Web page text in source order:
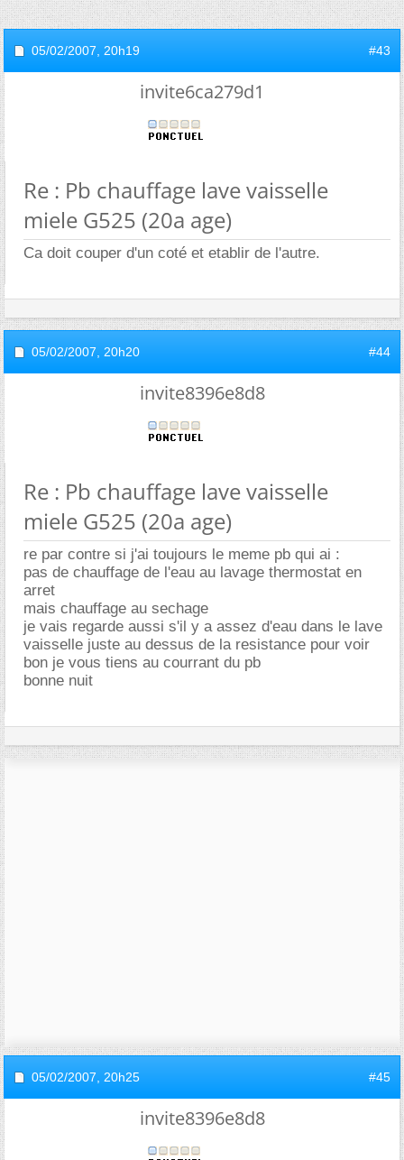
05/02/2007, 20h19 #43
invite6ca279d1
Re : Pb chauffage lave vaisselle
miele G525 (20a age)
Ca doit couper d'un coté et etablir de l'autre.
05/02/2007, 20h20 #44
invite8396e8d8
Re : Pb chauffage lave vaisselle
miele G525 (20a age)
re par contre si j'ai toujours le meme pb qui ai :
pas de chauffage de l'eau au lavage thermostat en
arret
mais chauffage au sechage
je vais regarde aussi s'il y a assez d'eau dans le lave
vaisselle juste au dessus de la resistance pour voir
bon je vous tiens au courrant du pb
bonne nuit
05/02/2007, 20h25 #45
invite8396e8d8